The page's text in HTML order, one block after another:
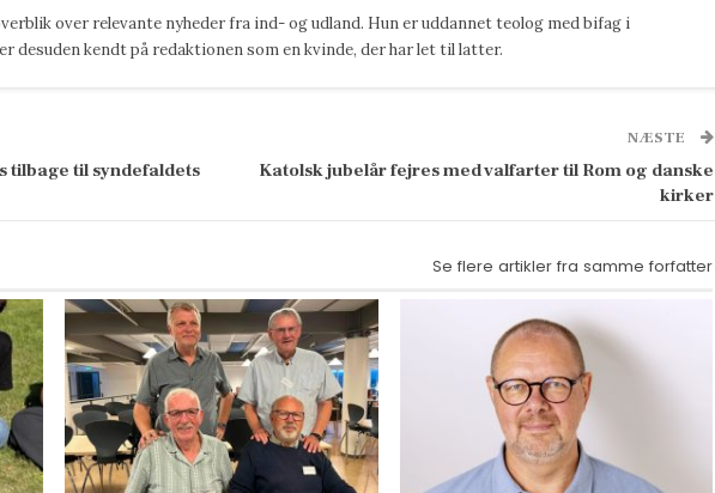
over relevante nyheder fra ind- og udland. Hun er uddannet teolog med bifag i
desuden kendt på redaktionen som en kvinde, der har let til latter.
tilbage til syndefaldets
NÆSTE
Katolsk jubelår fejres med valfarter til Rom og danske
kirker
Se flere artikler fra samme forfatter